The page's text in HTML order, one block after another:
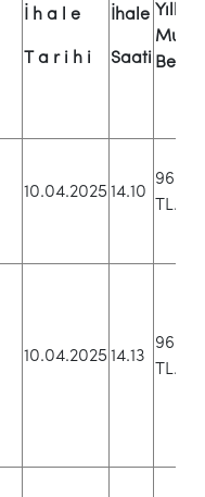
İ h a l e
T a r i h i
İhale
Saati
Yıllık
Bedel
10.04.2025 14.10
10.04.2025 14.13